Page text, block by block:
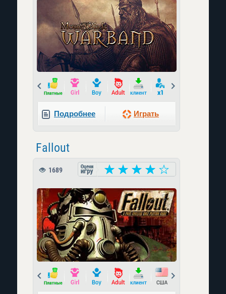
Prev
Подробнее Играть
Fallout
1689
Prev